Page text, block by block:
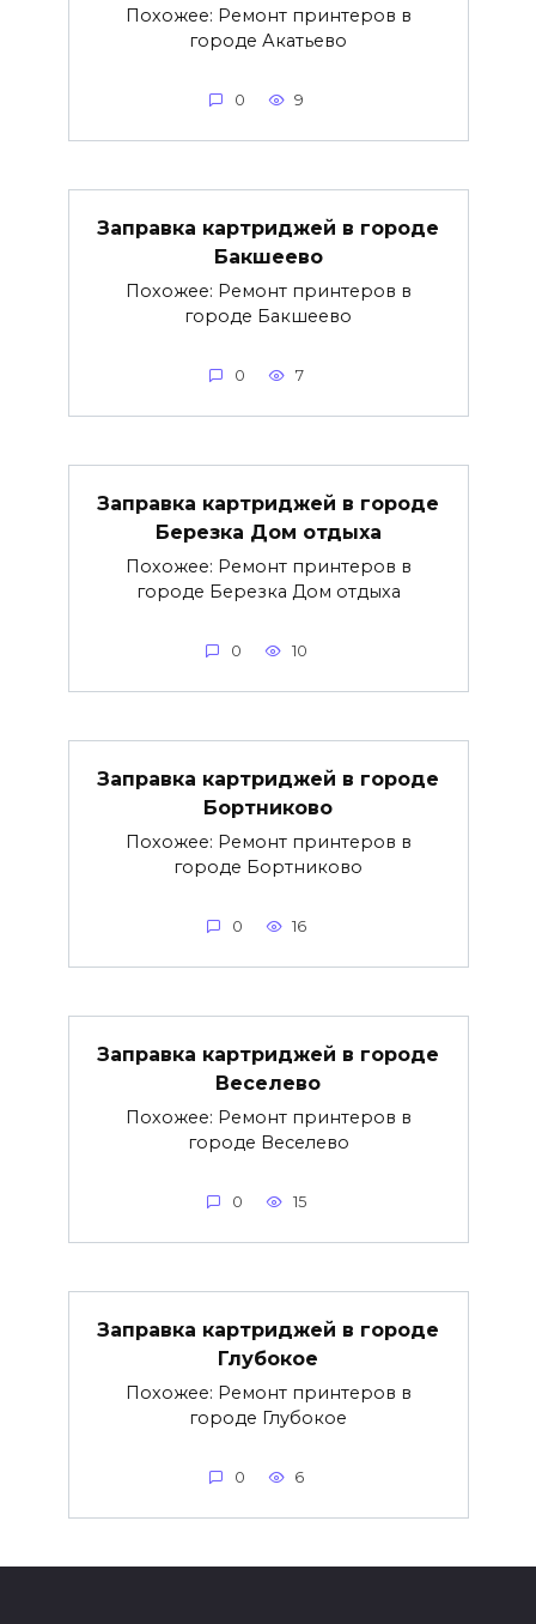
Похожее: Ремонт принтеров в
городе Акатьево
0 9
Заправка картриджей в городе
Бакшеево
Похожее: Ремонт принтеров в
городе Бакшеево
0 7
Заправка картриджей в городе
Березка Дом отдыха
Похожее: Ремонт принтеров в
городе Березка Дом отдыха
0 10
Заправка картриджей в городе
Бортниково
Похожее: Ремонт принтеров в
городе Бортниково
0 16
Заправка картриджей в городе
Веселево
Похожее: Ремонт принтеров в
городе Веселево
0 15
Заправка картриджей в городе
Глубокое
Похожее: Ремонт принтеров в
городе Глубокое
0 6